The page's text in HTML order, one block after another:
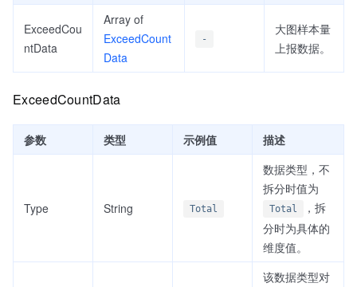
ExceedCou
ntData
Array of
ExceedCount
Data
-
大图样本量
上报数据。
ExceedCountData
参数 类型 示例值 描述
Type String Total
数据类型，不
拆分时值为
Total
，拆
分时为具体的
维度值。
该数据类型对